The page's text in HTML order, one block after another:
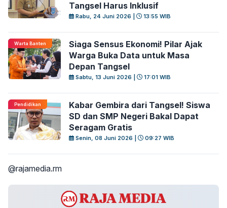
Tangsel Harus Inklusif
Rabu, 24 Juni 2026 | 13:55 WIB
Warta Banten
Siaga Sensus Ekonomi! Pilar Ajak
Warga Buka Data untuk Masa
Depan Tangsel
Sabtu, 13 Juni 2026 | 17:01 WIB
Pendidikan
Kabar Gembira dari Tangsel! Siswa
SD dan SMP Negeri Bakal Dapat
Seragam Gratis
Senin, 08 Juni 2026 | 09:27 WIB
@rajamedia.rm